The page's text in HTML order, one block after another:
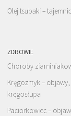
Olej tsubaki –
ZDROWIE
Choroby
Kręgozmyk –
kręgosłupa
Paciorkowiec –